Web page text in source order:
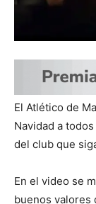
El Atlético de
Navidad a
del club que
En el video se
buenos valores